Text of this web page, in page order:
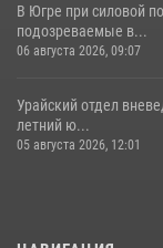
В Югре при силовой
подозреваемые в...
06 августа 2026, 09:07
Урайский отдел
летний ю...
05 августа 2026, 12:01